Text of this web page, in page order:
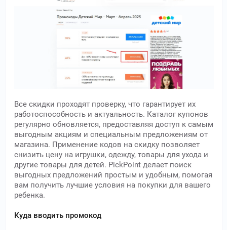
Все скидки проходят проверку, что гарантирует их
работоспособность и актуальность. Каталог купонов
регулярно обновляется, предоставляя доступ к самым
выгодным акциям и специальным предложениям от
магазина. Применение кодов на скидку позволяет
снизить цену на игрушки, одежду, товары для ухода и
другие товары для детей. PickPoint делает поиск
выгодных предложений простым и удобным, помогая
вам получить лучшие условия на покупки для вашего
ребенка.
Куда вводить промокод